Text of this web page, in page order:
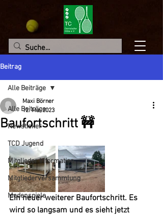
Beitrag
Alle Beiträge
Newsticker
TCD Jugend
Mitglieder Information
Mitgliederversammlung
Medenspiele
Alle Beiträge
Baufortschritt 🚧
Maxi Börner
12. Mai 2023
Ein neuer weiterer Baufortschritt. Es
wird so langsam und es sieht jetzt